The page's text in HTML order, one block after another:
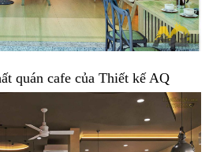
quán cafe của Thiết kế AQ